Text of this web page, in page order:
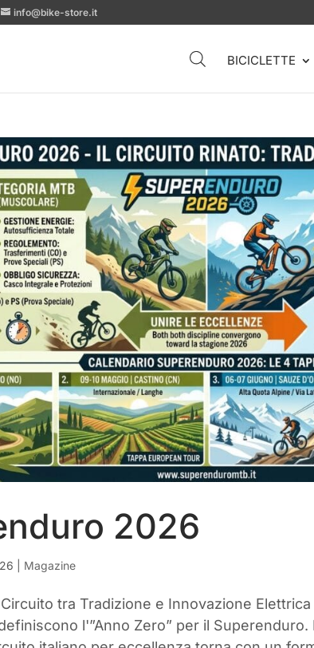
info@bike-store.it
BICICLETTE
2026
Magazine
tra Tradizione e Innovazione
l'”Anno Zero” per il